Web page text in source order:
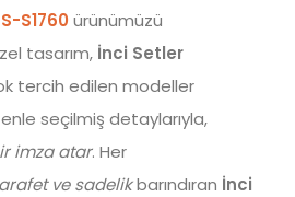
S1760ürünümüzü
tasarım, İnci Setler
tercih edilen modeller
seçilmiş detaylarıyla,
imza atar. Her
ve sadelikbarındıran İnci